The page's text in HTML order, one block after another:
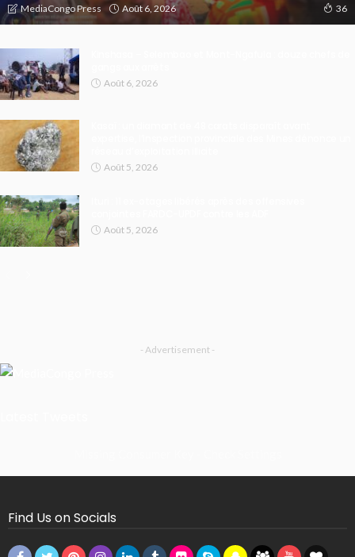
MediaCongo Press Août 6, 2026 36
Août 6, 2026
Août 5, 2026
Août 5, 2026
- Advertisement -
Find Us on Socials